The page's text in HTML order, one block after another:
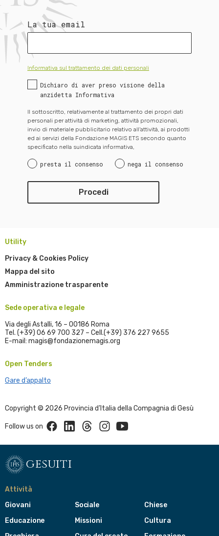
La tua email
Informativa sul trattamento dei dati personali
Dichiaro di aver preso visione della
anzidetta Informativa
Il sottoscritto, relativamente al trattamento dei propri dati
personali per attività di marketing, attività promozionali,
invio di materiale pubblicitario relativo all’attività, ai prodotti
ed ai servizi della Fondazione MAGIS ETS secondo quanto
specificato nella suindicata informativa,
presta il consenso nega il consenso
Utility
Privacy & Cookies Policy
Mappa del sito
Amministrazione trasparente
Sede operativa e legale
Via degli Astalli, 16 – 00186 Roma
Tel. (+39) 06 69 700 327 – Cell.(+39) 376 227 9655
E-mail: magis@fondazionemagis.org
Open Tenders
Gare d’appalto
Copyright © 2026 Provincia d’Italia della Compagnia di Gesù
Follow us on FacebookLinkedinThreadsInstagramYoutube
gesuiti
Attività
Giovani
Educazione
Sociale
Missioni
Chiese
Cultura